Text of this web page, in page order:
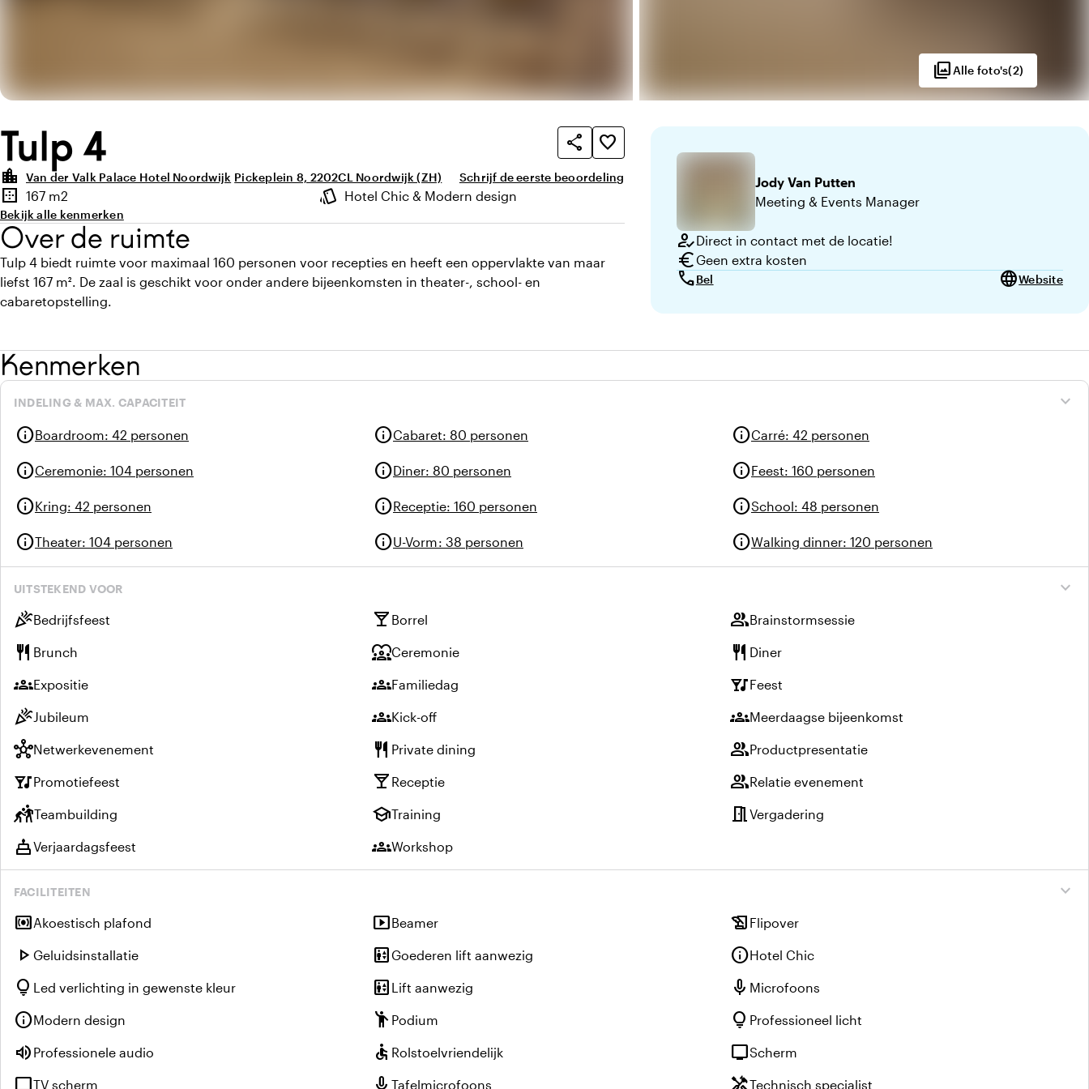
photo_libraryAlle foto's(2)
Tulp 4 share
favorite_border
location_city
Van der Valk Palace Hotel Noordwijk Pickeplein 8, 2202CL Noordwijk (ZH) Schrijf de eerste beoordeling
Highlights
border_outer
Oppervlakte
167 m2 style
Sfeer en uitstraling
Hotel Chic & Modern design
Bekijk alle kenmerken
Over de ruimte
Tulp 4 biedt ruimte voor maximaal 160 personen voor recepties en heeft een oppervlakte van maar
liefst 167 m². De zaal is geschikt voor onder andere bijeenkomsten in theater-, school- en
cabaretopstelling.
Jody Van Putten
Meeting & Events Manager
how_to_regDirect in contact met de locatie!
euroGeen extra kosten
callBel languageWebsite
Kenmerken
expand_more
INDELING & MAX. CAPACITEIT
infoBoardroom: 42 personen infoCabaret: 80 personen infoCarré: 42 personen
infoCeremonie: 104 personen infoDiner: 80 personen infoFeest: 160 personen
infoKring: 42 personen infoReceptie: 160 personen infoSchool: 48 personen
infoTheater: 104 personen infoU-Vorm: 38 personen infoWalking dinner: 120 personen
expand_more
UITSTEKEND VOOR
celebrationBedrijfsfeest local_bar Borrel groupBrainstormsessie
restaurant Brunch diversity_1Ceremonie restaurant Diner
groupsExpositie groupsFamiliedag nightlifeFeest
celebrationJubileum groupsKick-off groupsMeerdaagse bijeenkomst
hubNetwerkevenement restaurant Private dining groupProductpresentatie
nightlifePromotiefeest local_bar Receptie groupRelatie evenement
sports_kabaddiTeambuilding schoolTraining meeting_roomVergadering
cakeVerjaardagsfeest groupsWorkshop
expand_more
FACILITEITEN
surround_soundAkoestisch plafond smart_displayBeamer history_edu Flipover
play_arrow Geluidsinstallatie elevatorGoederen lift aanwezig infoHotel Chic
lightbulb Led verlichting in gewenste kleur elevator Lift aanwezig mic Microfoons
infoModern design emoji_people Podium lightbulb Professioneel licht
volume_up Professionele audio accessible Rolstoelvriendelijk tvScherm
TV scherm Tafelmicrofoons Technisch specialist